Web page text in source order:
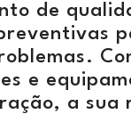
de
e
a sua